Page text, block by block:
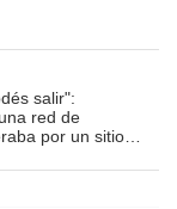
salir":
red de
por un sitio